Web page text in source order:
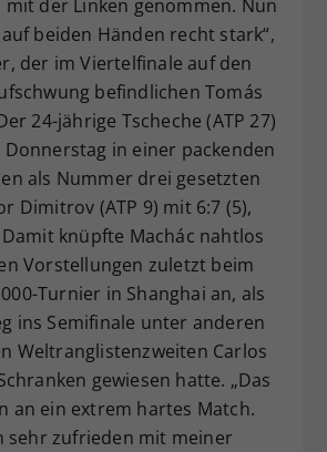
mit der Linken genommen. Nun
beiden Händen recht stark“,
der im Viertelfinale auf den
befindlichen Tomás
24-jährige Tscheche (ATP 27)
Donnerstag in einer packenden
als Nummer drei gesetzten
Dimitrov (ATP 9) mit 6:7 (5),
knüpfte Machác nahtlos
Vorstellungen zuletzt beim
Turnier in Shanghai an, als
ins Semifinale unter anderen
Weltranglistenzweiten Carlos
gewiesen hatte. „Das
an ein extrem hartes Match.
sehr zufrieden mit meiner